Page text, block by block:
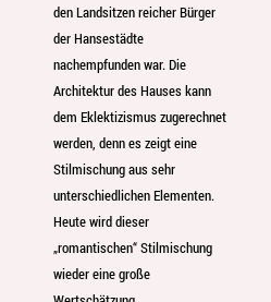
den Landsitzen reicher Bürger
der Hansestädte
nachempfunden war. Die
Architektur des Hauses kann
dem Eklektizismus zugerechnet
werden, denn es zeigt eine
Stilmischung aus sehr
unterschiedlichen Elementen.
Heute wird dieser
„romantischen“ Stilmischung
wieder eine große